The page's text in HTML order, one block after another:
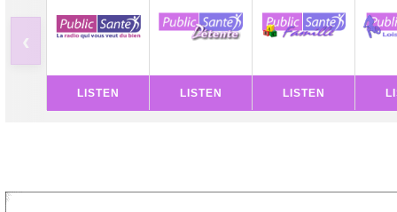
‹
LISTEN LISTEN LISTEN